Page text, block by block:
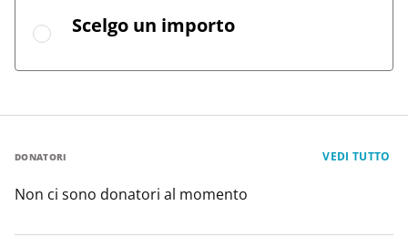
Scelgo un importo
DONATORI VEDI TUTTO
Non ci sono donatori al momento